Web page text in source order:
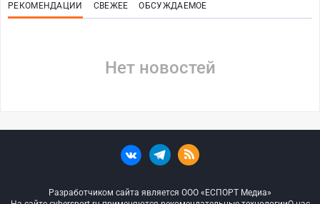
РЕКОМЕНДАЦИИ СВЕЖЕЕ ОБСУЖДАЕМОЕ
Нет новостей
Разработчиком сайта является ООО «ЕСПОРТ Медиа»